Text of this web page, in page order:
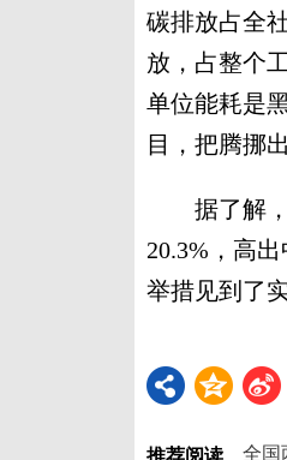
碳排放占全
放，占整个
单位能耗是
目，把腾挪
据了解，“
20.3%，高
举措见到了
推荐阅读
全国